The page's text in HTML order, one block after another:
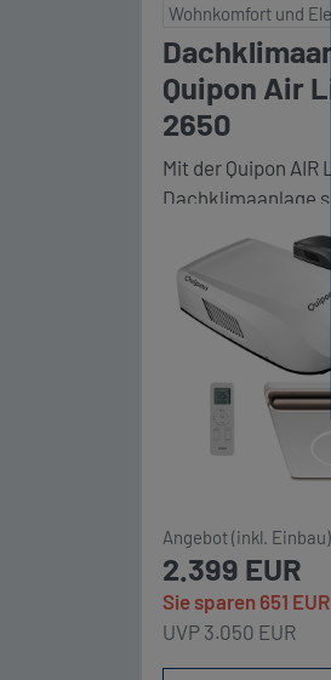
Wohnkomfort und
Quipon Air
2650
Mit der Quipon AIR
Dachklimaanlage
Urlaub mit dem
komplett
vom Wetter. Sie ist
W Kälteleistung
Heizleistung sehr
vertreibt somit je
Hitze oder Kälte
mobilen Zuhause.
besitzt die Quipon
[…]
Angebot (inkl.
2.399 EUR
Sie sparen 651 EUR
UVP 3.050 EUR